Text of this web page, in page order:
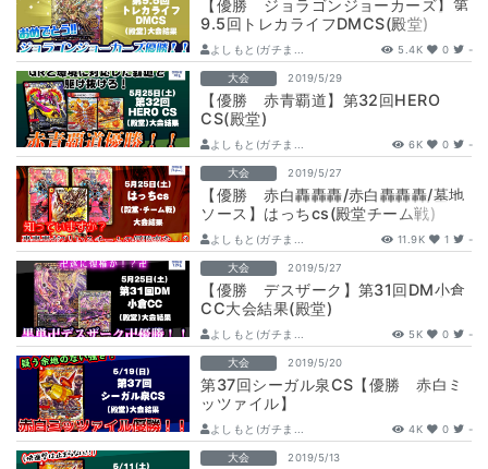
【優勝 ジョラゴンジョーカーズ】第
9.5回トレカライフDMCS(殿堂)
よしもと(ガチま... 5.4K 0 -
大会 2019/5/29
【優勝 赤青覇道】第32回HERO
CS(殿堂)
よしもと(ガチま... 6K 0 -
大会 2019/5/27
【優勝 赤白轟轟轟/赤白轟轟轟/墓地
ソース】はっちcs(殿堂チーム戦)
よしもと(ガチま... 11.9K 1 -
大会 2019/5/27
【優勝 デスザーク】第31回DM小倉
CC大会結果(殿堂)
よしもと(ガチま... 5K 0 -
大会 2019/5/20
第37回シーガル泉CS【優勝 赤白ミ
ッツァイル】
よしもと(ガチま... 4K 0 -
大会 2019/5/13